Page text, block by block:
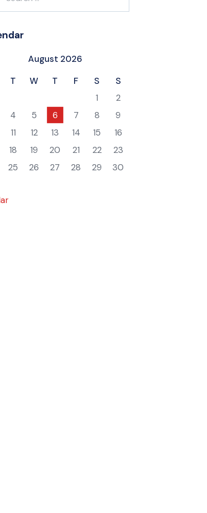
August 2026
T W T F S
S
1
2
4 5 6 7 8
9
11 12 13 14 15
16
18 19 20 21 22
23
25 26 27 28 29
30